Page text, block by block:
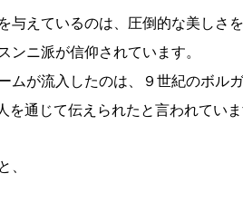
与えているのは、圧倒的な美しさ
ンニ派が信仰されています。
ムが流入したのは、９世紀のボル
通じて伝えられたと言われていま
、